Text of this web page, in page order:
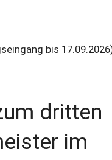
bis
dritten
im